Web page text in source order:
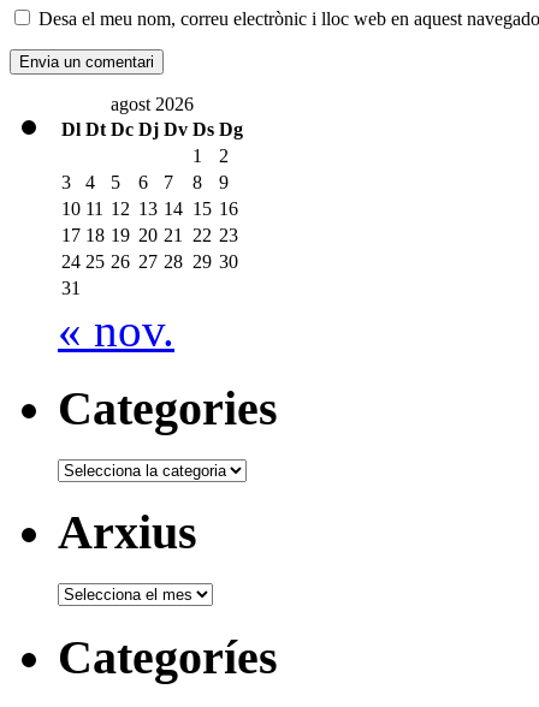
Desa el meu nom, correu electrònic i lloc web en aquest
agost 2026
Dl Dt Dc Dj Dv Ds Dg
1
2
3
4 5 6 7 8
9
10 11 12 13 14 15 16
17 18 19 20 21 22 23
24 25 26 27 28 29 30
31
« nov.
Categories
Categories
Arxius
Arxius
Categoríes